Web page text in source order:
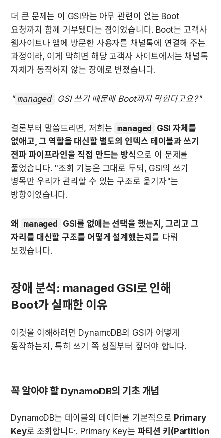
더 큰 문제는 이 GSI와는 아무 관련이 없는 Boot
요청까지 함께 거부됐다는 점이었습니다. Boot는 고객사
웹사이트나 앱에 방문한 사용자를 채널톡에 연결해 주는
과정이라, 이게 막히면 해당 고객사 사이트에서는 채널톡
자체가 동작하지 않는 장애로 번졌습니다.
" managed GSI 쓰기 때문에 Boot까지 막힌다고요?"
결론부터 말씀드리면, 저희는 managed GSI 자체를
없애고, 그 역할을 대신할 별도의 인덱스 테이블과 쓰기
전파 파이프라인을 직접 만드는 방식으로 이 문제를
풀었습니다. "조회 기능은 그대로 두되, GSI의 쓰기
병목만 우리가 관리할 수 있는 구조로 옮기자"는
방향이었습니다.
왜 managed GSI를 없애는 선택을 했는지, 그리고 그
자리를 대신할 구조를 어떻게 설계했는지 를 다뤄
보겠습니다.
장애 분석: managed GSI로 인해
Boot가 실패한 이유
이것을 이해하려면 DynamoDB의 GSI가 어떻게
동작하는지, 특히 쓰기 쪽 성질부터 짚어야 합니다.
꼭 알아야 할 DynamoDB의 기초 개념
DynamoDB는 테이블의 데이터를 기본적으로 Primary
Key로 조회합니다. Primary Key는 파티션 키(Partition